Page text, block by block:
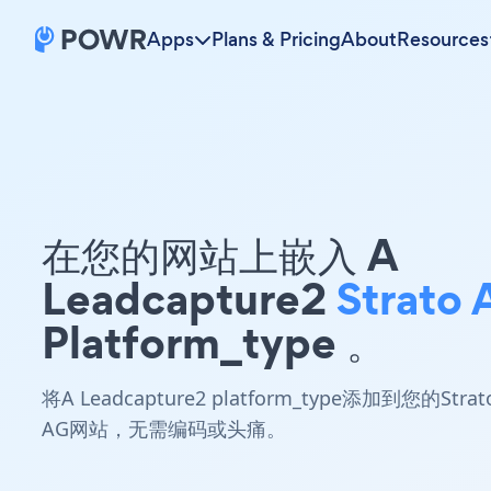
Apps Plans & PricingAboutResources
在您的网站上嵌入 A
Leadcapture2Strato
Platform_type 。
将A Leadcapture2 platform_type添加到您的
AG网站，无需编码或头痛。